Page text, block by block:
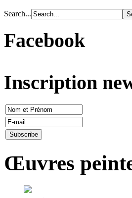
Search...
Facebook
Inscription
Œuvres